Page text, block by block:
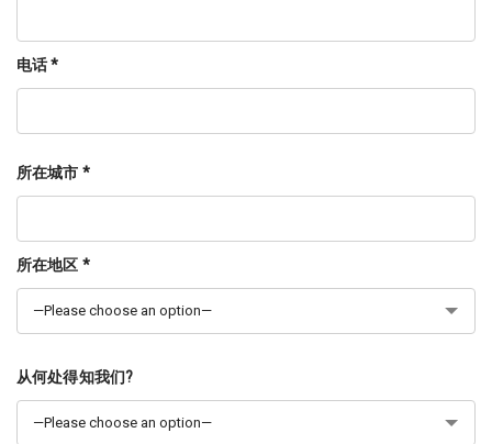
电话 *
所在城市 *
所在地区 *
从何处得知我们?